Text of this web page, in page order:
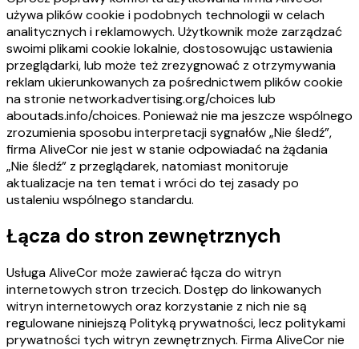
używa plików cookie i podobnych technologii w celach
analitycznych i reklamowych. Użytkownik może zarządzać
swoimi plikami cookie lokalnie, dostosowując ustawienia
przeglądarki, lub może też zrezygnować z otrzymywania
reklam ukierunkowanych za pośrednictwem plików cookie
na stronie networkadvertising.org/choices lub
aboutads.info/choices. Ponieważ nie ma jeszcze wspólnego
zrozumienia sposobu interpretacji sygnałów „Nie śledź”,
firma AliveCor nie jest w stanie odpowiadać na żądania
„Nie śledź” z przeglądarek, natomiast monitoruje
aktualizacje na ten temat i wróci do tej zasady po
ustaleniu wspólnego standardu.
Łącza do stron zewnętrznych
Usługa AliveCor może zawierać łącza do witryn
internetowych stron trzecich. Dostęp do linkowanych
witryn internetowych oraz korzystanie z nich nie są
regulowane niniejszą Polityką prywatności, lecz politykami
prywatności tych witryn zewnętrznych. Firma AliveCor nie